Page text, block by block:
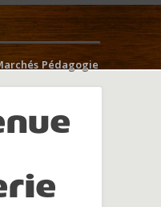
Pédagogie